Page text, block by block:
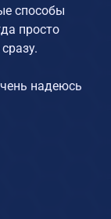
способы
просто
надеюсь